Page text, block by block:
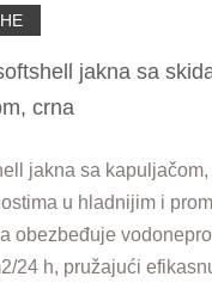
jakna sa
crna
jakna sa
u hladnijim i
obezbeđuje
24 h, pružajući